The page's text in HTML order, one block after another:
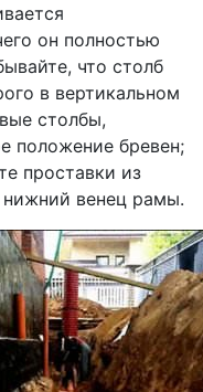
он полностью
что столб
в вертикальном
столбы,
положение бревен;
проставки из
венец рамы.